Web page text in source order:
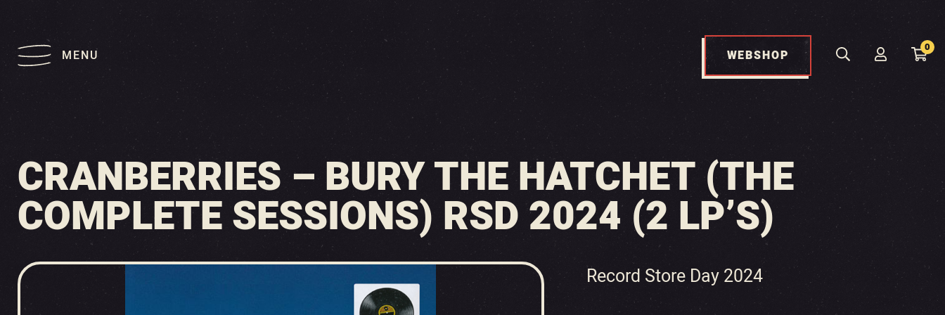
MENU WEBSHOP
0
CRANBERRIES – BURY THE HATCHET (THE
COMPLETE SESSIONS) RSD 2024 (2 LP’S)
Record Store Day 2024